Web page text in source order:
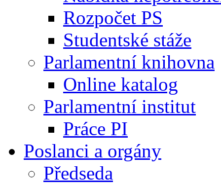
Rozpočet PS
Studentské stáže
Parlamentní knihovna
Online katalog
Parlamentní institut
Práce PI
Poslanci a orgány
Předseda